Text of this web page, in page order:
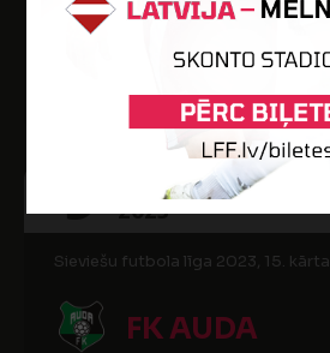
Audas stadions
9 2023
Sieviešu futbola līga 2023, 15. kārta
FK AUDA